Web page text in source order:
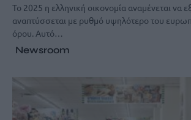
Το 2025 η ελληνική οικονομία αναμένεται να
αναπτύσσεται με ρυθμό υψηλότερο του
όρου. Αυτό…
Newsroom